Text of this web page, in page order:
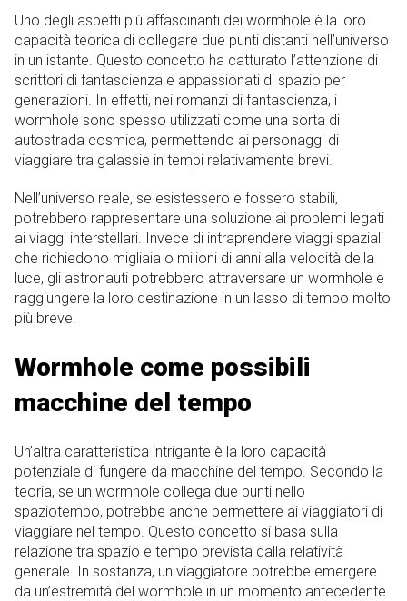
Uno degli aspetti più affascinanti dei wormhole è la loro
capacità teorica di collegare due punti distanti nell’universo
in un istante. Questo concetto ha catturato l’attenzione di
scrittori di fantascienza e appassionati di spazio per
generazioni. In effetti, nei romanzi di fantascienza, i
wormhole sono spesso utilizzati come una sorta di
autostrada cosmica, permettendo ai personaggi di
viaggiare tra galassie in tempi relativamente brevi.
Nell’universo reale, se esistessero e fossero stabili,
potrebbero rappresentare una soluzione ai problemi legati
ai viaggi interstellari. Invece di intraprendere viaggi spaziali
che richiedono migliaia o milioni di anni alla velocità della
luce, gli astronauti potrebbero attraversare un wormhole e
raggiungere la loro destinazione in un lasso di tempo molto
più breve.
Wormhole come possibili
macchine del tempo
Un’altra caratteristica intrigante è la loro capacità
potenziale di fungere da macchine del tempo. Secondo la
teoria, se un wormhole collega due punti nello
spaziotempo, potrebbe anche permettere ai viaggiatori di
viaggiare nel tempo. Questo concetto si basa sulla
relazione tra spazio e tempo prevista dalla relatività
generale. In sostanza, un viaggiatore potrebbe emergere
da un’estremità del wormhole in un momento antecedente